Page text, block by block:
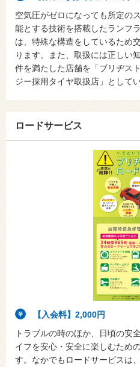
空気圧がゼロになっても所定の
能とする技術を搭載したランフ
は、特殊な構造をしているため
ります。また、取扱には正しい
件を満たした店舗を「ブリヂス
ジー採用タイヤ取扱店」としてい
ロードサービス
【入会料】2,000円
トラブルの時のほか、日頃の安
イフを安心・安全に楽しむため
す。なかでもロードサービスは